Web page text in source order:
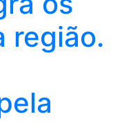
região.